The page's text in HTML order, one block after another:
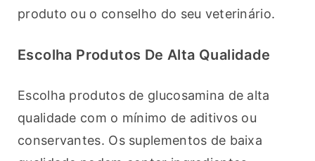
produto ou o conselho do seu veterinário.
Escolha Produtos De Alta Qualidade
Escolha produtos de glucosamina de alta
qualidade com o mínimo de aditivos ou
conservantes. Os suplementos de baixa